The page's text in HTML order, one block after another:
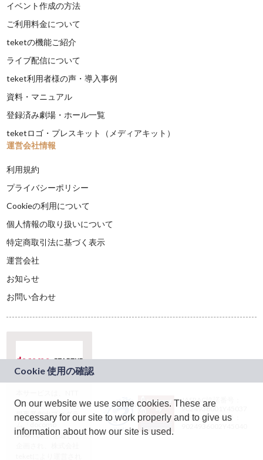
イベント作成の方法
ご利用料金について
teketの機能ご紹介
ライブ配信について
teket利用者様の声・導入事例
資料・マニュアル
登録済み劇場・ホール一覧
teketロゴ・プレスキット（メディアキット）
運営会社情報
利用規約
プライバシーポリシー
Cookieの利用について
個人情報の取り扱いについて
特定商取引法に基づく表示
運営会社
お知らせ
お問い合わせ
ドコモグループの新
規事業創出プログラ
ム「docomo
STARTUP」を通じて
JASRAC許諾番号：
9024936001Y45037
JASRAC許諾番号：
On our website we use some cookies. These are
necessary for our site to work properly and to give us
information about how our site is used.